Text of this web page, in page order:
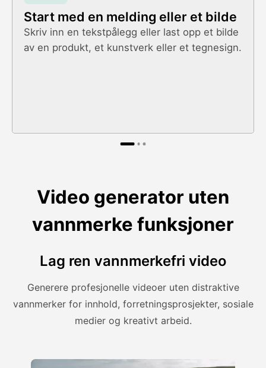
Start med en melding eller et bilde
Skriv inn en tekstpålegg eller last opp et bilde
av en produkt, et kunstverk eller et tegnesign.
Video generator uten
vannmerke funksjoner
Lag ren vannmerkefri video
Generere profesjonelle videoer uten distraktive
vannmerker for innhold, forretningsprosjekter, sosiale
medier og kreativt arbeid.